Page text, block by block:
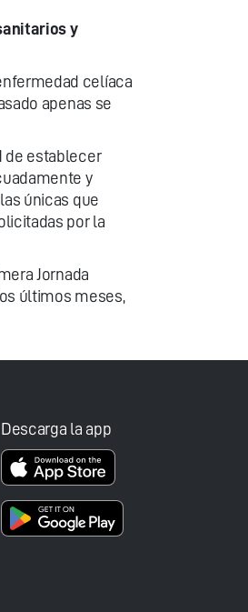
y
celíaca
apenas se
de establecer
y
únicas que
por la
Jornada
últimos meses,
Descarga la app